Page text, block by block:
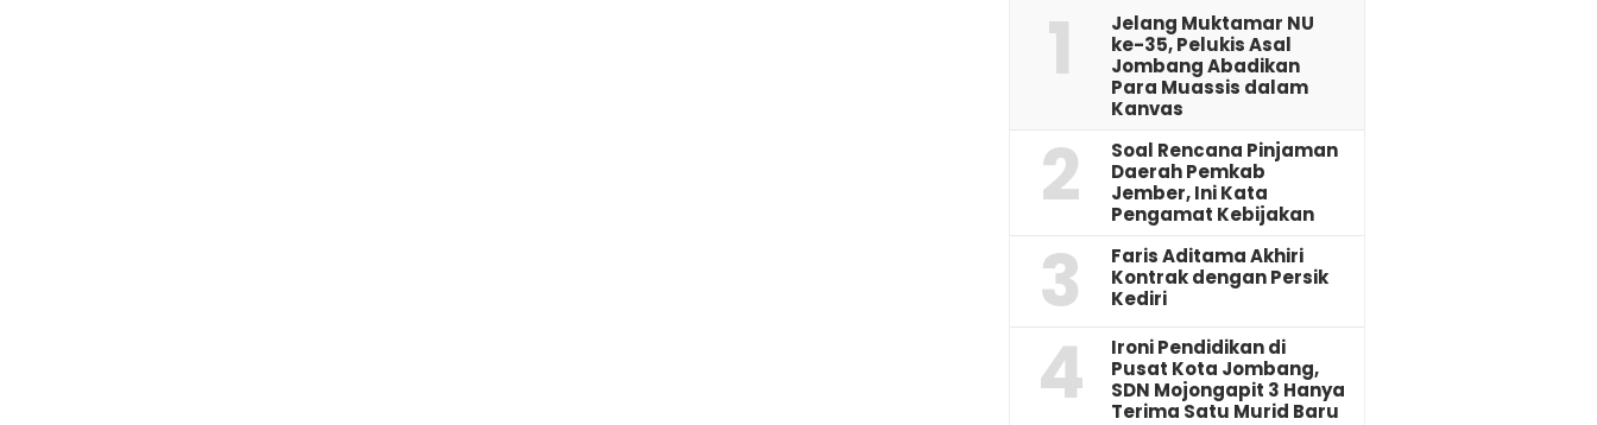
1
Jelang Muktamar NU
ke-35, Pelukis Asal
Jombang Abadikan
Para Muassis dalam
Kanvas
2
‎Soal Rencana Pinjaman
Daerah Pemkab
Jember, Ini Kata
Pengamat Kebijakan ‎
3
Faris Aditama Akhiri
Kontrak dengan Persik
Kediri
4
Ironi Pendidikan di
Pusat Kota Jombang,
SDN Mojongapit 3 Hanya
Terima Satu Murid Baru